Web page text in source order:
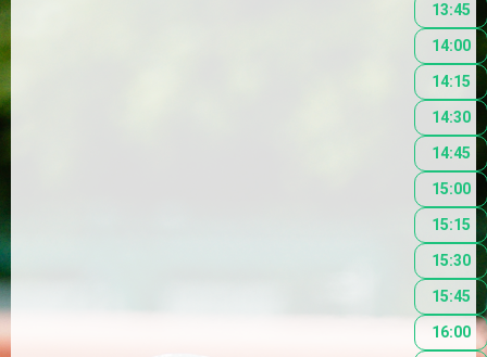
13:45
14:00
14:15
14:30
14:45
15:00
15:15
15:30
15:45
16:00